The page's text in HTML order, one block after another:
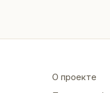
О проекте